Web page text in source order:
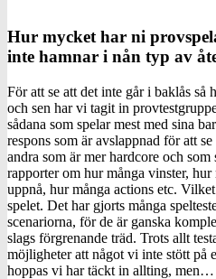
Hur mycket har ni
inte hamnar i nån typ av
För att se att det inte går i baklås så
och sen har vi tagit in
sådana som spelar mest med sina
respons som är avslappnad för att
andra som är mer hardcore och
rapporter om hur många vinster,
uppnå, hur många actions etc.
spelet. Det har gjorts många
scenariorna, för de är ganska
slags förgrenande träd. Trots allt
möjligheter att något vi inte stött på
hoppas vi har täckt in allting, men…